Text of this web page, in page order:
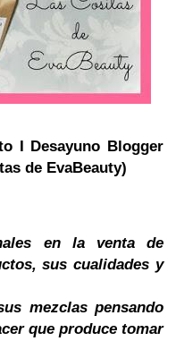
I Desayuno Blogger
de EvaBeauty)
en la venta de
sus cualidades y
mezclas pensando
que produce tomar